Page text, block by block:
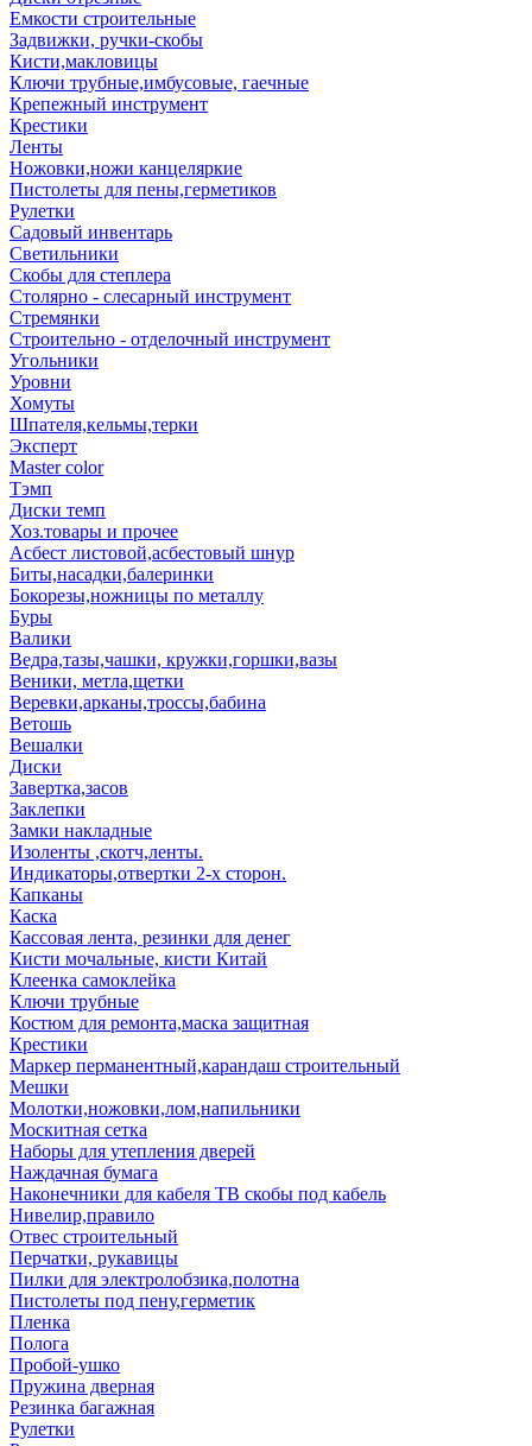
Емкости строительные
Задвижки, ручки-скобы
Кисти,макловицы
Ключи трубные,имбусовые, гаечные
Крепежный инструмент
Крестики
Ленты
Ножовки,ножи канцеляркие
Пистолеты для пены,герметиков
Рулетки
Садовый инвентарь
Светильники
Скобы для степлера
Столярно - слесарный инструмент
Стремянки
Строительно - отделочный инструмент
Угольники
Уровни
Хомуты
Шпателя,кельмы,терки
Эксперт
Master color
Тэмп
Диски темп
Хоз.товары и прочее
Асбест листовой,асбестовый шнур
Биты,насадки,балеринки
Бокорезы,ножницы по металлу
Буры
Валики
Ведра,тазы,чашки, кружки,горшки,вазы
Веники, метла,щетки
Веревки,арканы,троссы,бабина
Ветошь
Вешалки
Диски
Завертка,засов
Заклепки
Замки накладные
Изоленты ,скотч,ленты.
Индикаторы,отвертки 2-х сторон.
Капканы
Каска
Кассовая лента, резинки для денег
Кисти мочальные, кисти Китай
Клеенка самоклейка
Ключи трубные
Костюм для ремонта,маска защитная
Крестики
Маркер перманентный,карандаш строительный
Мешки
Молотки,ножовки,лом,напильники
Москитная сетка
Наборы для утепления дверей
Наждачная бумага
Наконечники для кабеля ТВ скобы под кабель
Нивелир,правило
Отвес строительный
Перчатки, рукавицы
Пилки для электролобзика,полотна
Пистолеты под пену,герметик
Пленка
Полога
Пробой-ушко
Пружина дверная
Резинка багажная
Рулетки